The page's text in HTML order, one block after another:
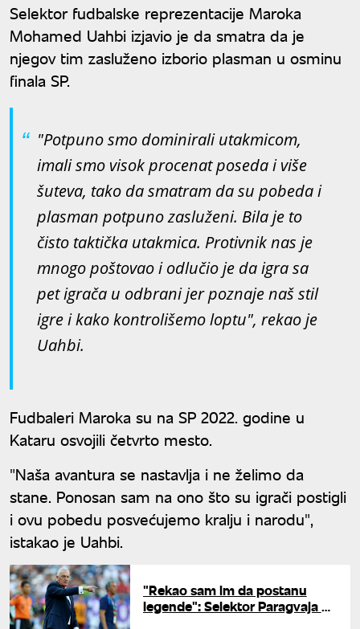
Selektor fudbalske reprezentacije Maroka
Mohamed Uahbi izjavio je da smatra da je
njegov tim zasluženo izborio plasman u osminu
finala SP.
"Potpuno smo dominirali utakmicom,
imali smo visok procenat poseda i više
šuteva, tako da smatram da su pobeda i
plasman potpuno zasluženi. Bila je to
čisto taktička utakmica. Protivnik nas je
mnogo poštovao i odlučio je da igra sa
pet igrača u odbrani jer poznaje naš stil
igre i kako kontrolišemo loptu", rekao je
Uahbi.
Fudbaleri Maroka su na SP 2022. godine u
Kataru osvojili četvrto mesto.
"Naša avantura se nastavlja i ne želimo da
stane. Ponosan sam na ono što su igrači postigli
i ovu pobedu posvećujemo kralju i narodu",
istakao je Uahbi.
"Rekao sam im da postanu
legende": Selektor Paragvaja o